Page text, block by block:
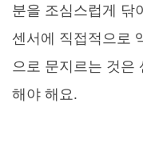
분을 조심스럽게 닦
센서에 직접적으로
으로 문지르는 것은
해야 해요.